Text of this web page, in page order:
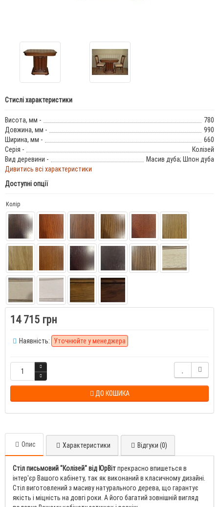
Стислі характеристики
Висота, мм -
780
Довжина, мм -
990
Ширина, мм -
660
Серія -
Колізей
Вид деревини -
Масив дуба; Шпон дуба
Дивитись всі характеристики
Доступні опції
Колір
14 715 грн
Наявність: Уточнюйте у менеджера
ДО КОШИКА
Опис Характеристики Відгуки (0)
Стіл письмовий "Колізей" від ЮрВітпрекрасно впишеться в
інтер'єр Вашого кабінету, так як виконаний в класичному дизайні.
Стіл виготовлений з масиву натурального дерева, що гарантує
якість і міцність на довгі роки. А його багатий зовнішній вигляд